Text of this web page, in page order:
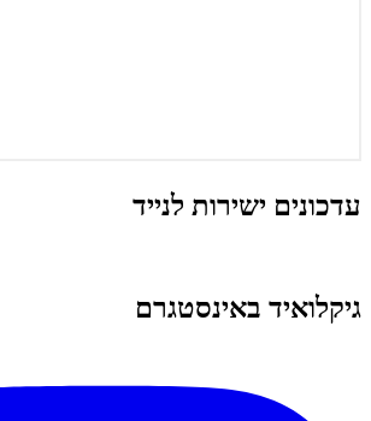
עדכונים ישירות לנייד
גיקלואיד באינסטגרם